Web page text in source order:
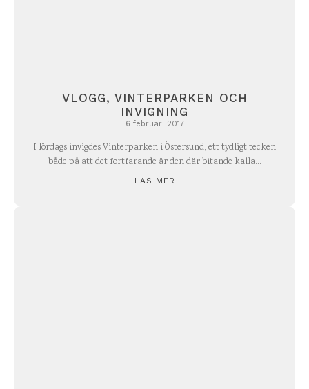
VLOGG, VINTERPARKEN OCH
INVIGNING
6 februari 2017
I lördags invigdes Vinterparken i Östersund, ett tydligt tecken
både på att det fortfarande är den där bitande kalla...
LÄS MER